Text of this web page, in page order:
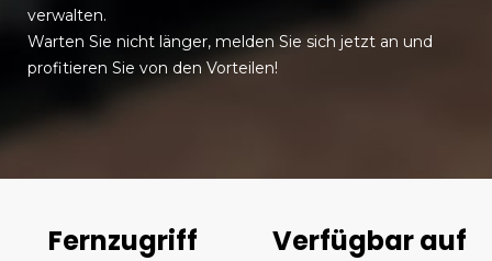
verwalten.
Warten Sie nicht länger, melden Sie sich jetzt an und
profitieren Sie von den Vorteilen!
Fernzugriff Verfügbar auf